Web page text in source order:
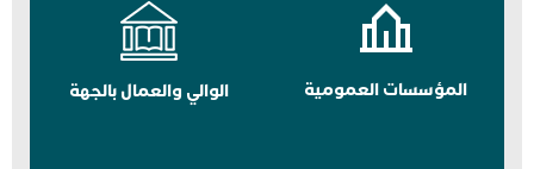
المؤسسات العمومية الوالي والعمال بالجهة